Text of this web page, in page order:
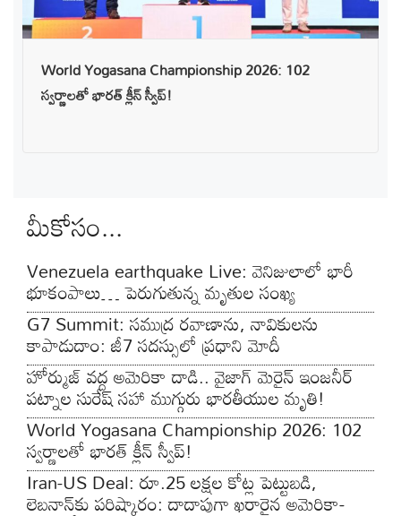
World Yogasana Championship 2026: 102
స్వర్ణాలతో భారత్ క్లీన్ స్వీప్!
మీకోసం...
Venezuela earthquake Live: వెనిజులాలో భారీ
భూకంపాలు… పెరుగుతున్న మృతుల సంఖ్య
G7 Summit: సముద్ర రవాణాను, నావికులను
కాపాడుదాం: జీ7 సదస్సులో ప్రధాని మోదీ
హోర్ముజ్ వద్ద అమెరికా దాడి.. వైజాగ్ మెరైన్ ఇంజనీర్
పట్నాల సురేష్ సహా ముగ్గురు భారతీయుల మృతి!
World Yogasana Championship 2026: 102
స్వర్ణాలతో భారత్ క్లీన్ స్వీప్!
Iran-US Deal: రూ.25 లక్షల కోట్ల పెట్టుబడి,
లెబనాన్‌కు పరిష్కారం: దాదాపుగా ఖరారైన అమెరికా-